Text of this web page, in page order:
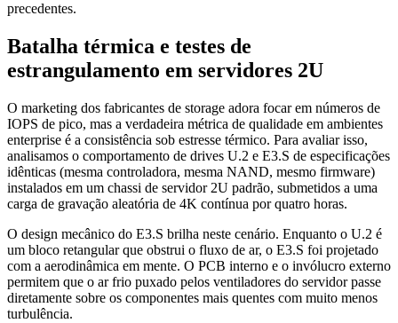
precedentes.
Batalha térmica e testes de
estrangulamento em servidores 2U
O marketing dos fabricantes de storage adora focar em números de
IOPS de pico, mas a verdadeira métrica de qualidade em ambientes
enterprise é a consistência sob estresse térmico. Para avaliar isso,
analisamos o comportamento de drives U.2 e E3.S de especificações
idênticas (mesma controladora, mesma NAND, mesmo firmware)
instalados em um chassi de servidor 2U padrão, submetidos a uma
carga de gravação aleatória de 4K contínua por quatro horas.
O design mecânico do E3.S brilha neste cenário. Enquanto o U.2 é
um bloco retangular que obstrui o fluxo de ar, o E3.S foi projetado
com a aerodinâmica em mente. O PCB interno e o invólucro externo
permitem que o ar frio puxado pelos ventiladores do servidor passe
diretamente sobre os componentes mais quentes com muito menos
turbulência.